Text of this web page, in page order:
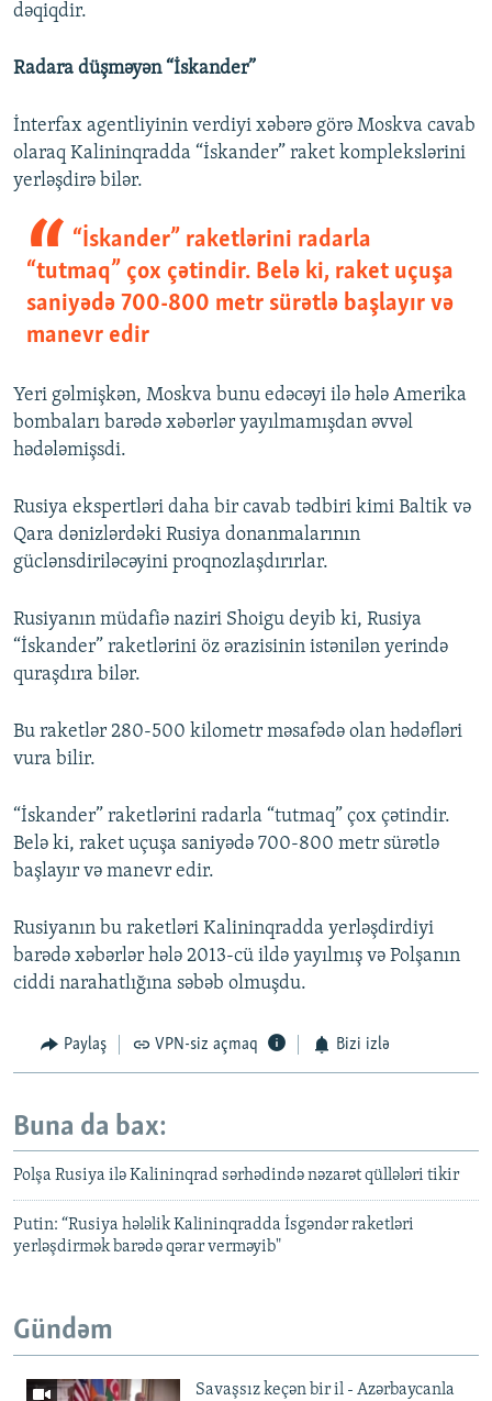
dəqiqdir.
Radara düşməyən “İskander”
İnterfax agentliyinin verdiyi xəbərə görə Moskva cavab
olaraq Kalininqradda “İskander” raket komplekslərini
yerləşdirə bilər.
“İskander” raketlərini radarla
“tutmaq” çox çətindir. Belə ki, raket uçuşa
saniyədə 700-800 metr sürətlə başlayır və
manevr edir
Yeri gəlmişkən, Moskva bunu edəcəyi ilə hələ Amerika
bombaları barədə xəbərlər yayılmamışdan əvvəl
hədələmişsdi.
Rusiya ekspertləri daha bir cavab tədbiri kimi Baltik və
Qara dənizlərdəki Rusiya donanmalarının
güclənsdiriləcəyini proqnozlaşdırırlar.
Rusiyanın müdafiə naziri Shoigu deyib ki, Rusiya
“İskander” raketlərini öz ərazisinin istənilən yerində
quraşdıra bilər.
Bu raketlər 280-500 kilometr məsafədə olan hədəfləri
vura bilir.
“İskander” raketlərini radarla “tutmaq” çox çətindir.
Belə ki, raket uçuşa saniyədə 700-800 metr sürətlə
başlayır və manevr edir.
Rusiyanın bu raketləri Kalininqradda yerləşdirdiyi
barədə xəbərlər hələ 2013-cü ildə yayılmış və Polşanın
ciddi narahatlığına səbəb olmuşdu.
Paylaş VPN-siz açmaq Bizi izlə
Buna da bax:
Polşa Rusiya ilə Kalininqrad sərhədində nəzarət qüllələri tikir
Putin: “Rusiya hələlik Kalininqradda İsgəndər raketləri
yerləşdirmək barədə qərar verməyib"
Gündəm
Savaşsız keçən bir il - Azərbaycanla